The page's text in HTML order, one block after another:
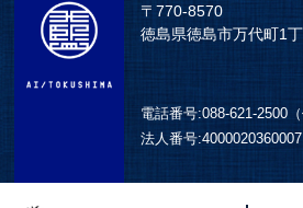
〒770-8570
徳島県徳島市万代町1
電話番号:088-621-2500（
法人番号:4000020360007